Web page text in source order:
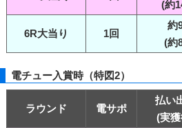
(約
6R大当り 1回
約
(約
電チュー入賞時（特図2）
ラウンド 電サポ
払い
(実